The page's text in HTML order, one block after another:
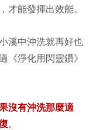
才能發揮出效能。
溪中沖洗就再好也
《淨化用閃靈鑽》
沒有沖洗那麼適
。